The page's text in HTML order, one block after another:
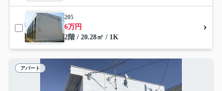
205
6万円
2階 / 20.28㎡ / 1K
アパート